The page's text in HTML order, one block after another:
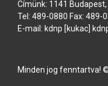
Címünk: 1141
Tel: 489-0880 Fax: 489-
E-mail: kdnp [kukac]
Minden jog fenntartva!